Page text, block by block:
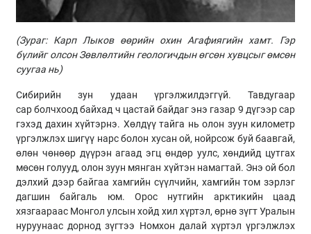
(Зураг: Карп Лыковөөрийн охин Агафиягийн хамт. Гэр
бүлийг олсон Зөвлөлтийн геологичдын өгсөн хувцсыг өмсөн
суугаа нь)
Сибирийн зун удаан үргэлжилдэггүй. Тавдугаар
сар болчхоод байхад ч цастай байдаг энэ газар 9 дүгээр сар
гэхэд дахин хүйтэрнэ. Хөлдүү тайга нь олон зуун километр
үргэлжлэх шигүү нарс болон хусан ой, нойрсож буй баавгай,
өлөн чөнөөрдүүрэн агаад эгц өндөр уулс, хөндийд цутгах
мөсөн голууд, олон зуун мянган хүйтэн намагтай. Энэ ой бол
дэлхий дээр байгаа хамгийн сүүлчийн, хамгийн том зэрлэг
дагшин байгаль юм. Орос нутгийн арктикийн цаад
хязгаараас Монгол улсын хойд хил хүртэл, өрнө зүгт Уралын
нуруунаас дорнод зүгтээ Номхон далай хүртэл үргэлжлэх